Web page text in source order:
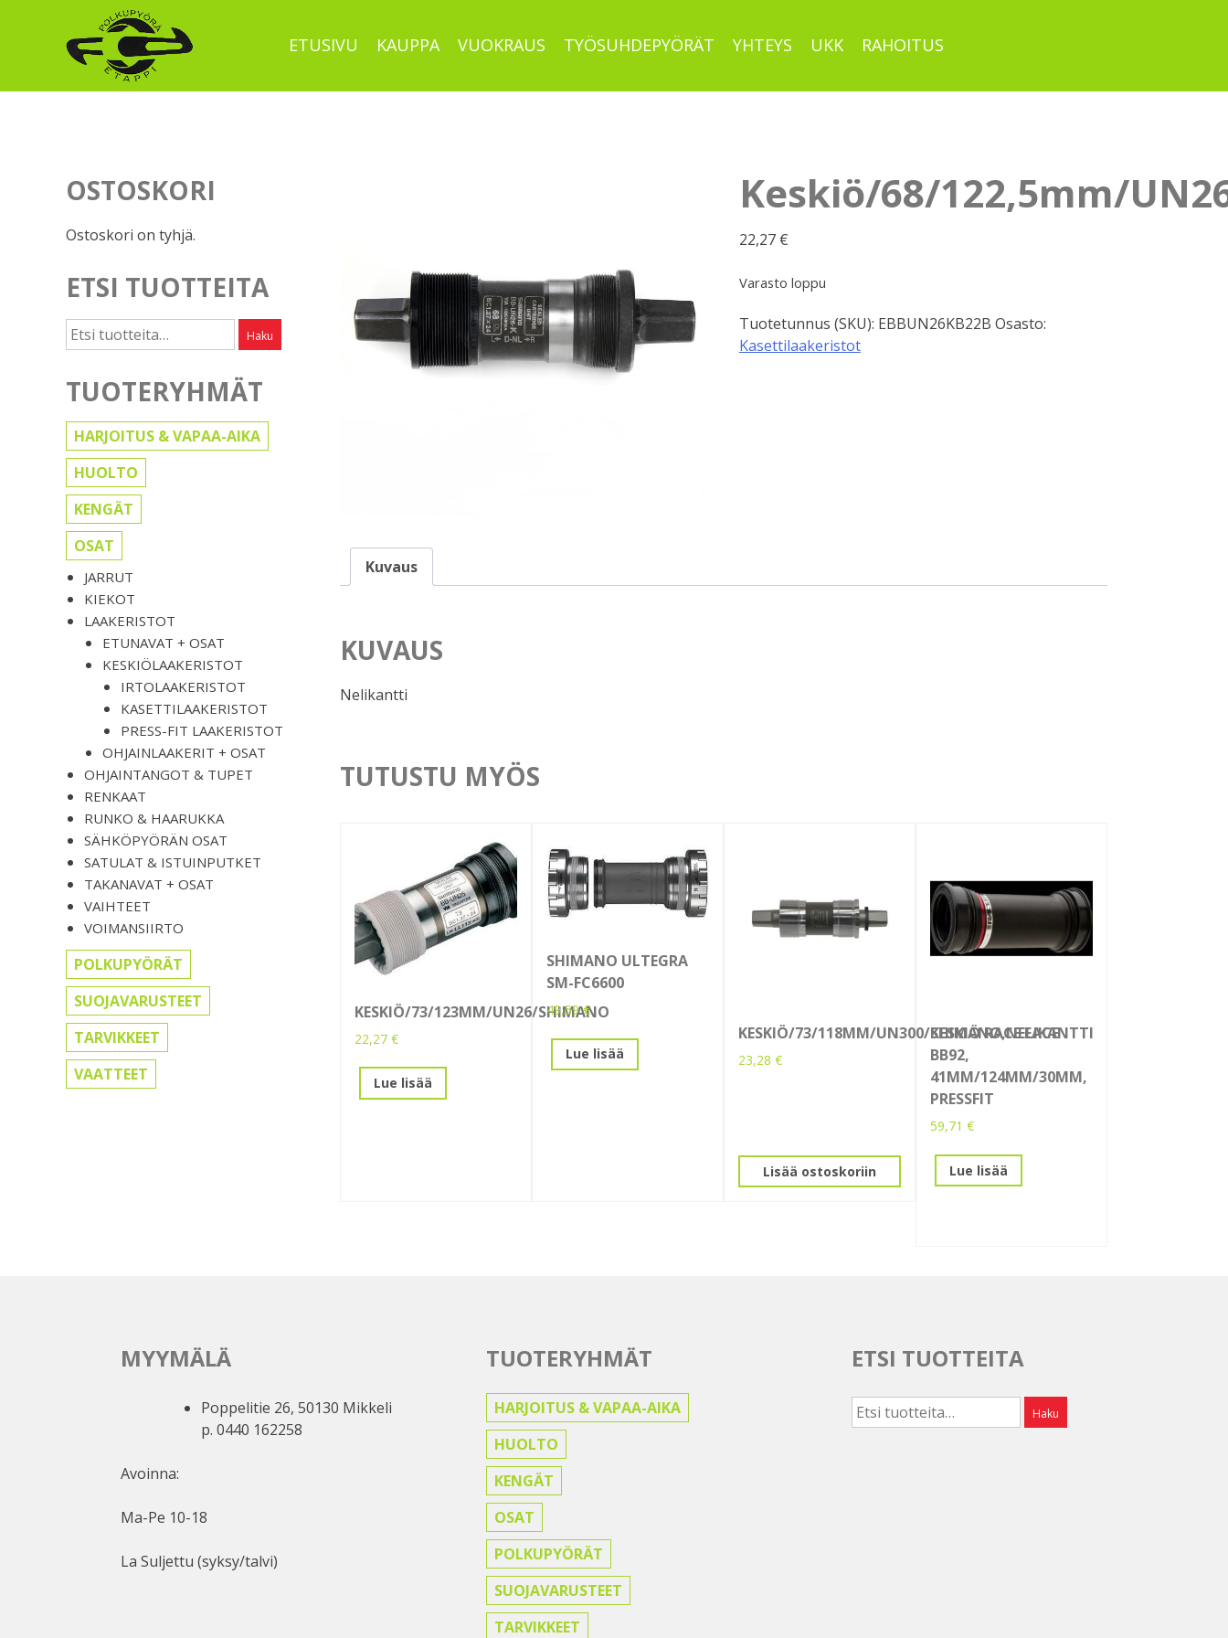
ETUSIVU KAUPPA VUOKRAUS TYÖSUHDEPYÖRÄT YHTEYS UKK RAHOITUS
OSTOSKORI
Ostoskori on tyhjä.
ETSI TUOTTEITA
Etsi: Haku
TUOTERYHMÄT
HARJOITUS & VAPAA-AIKA
HUOLTO
KENGÄT
OSAT
JARRUT
KIEKOT
LAAKERISTOT
ETUNAVAT + OSAT
KESKIÖLAAKERISTOT
IRTOLAAKERISTOT
KASETTILAAKERISTOT
PRESS-FIT LAAKERISTOT
OHJAINLAAKERIT + OSAT
OHJAINTANGOT & TUPET
RENKAAT
RUNKO & HAARUKKA
SÄHKÖPYÖRÄN OSAT
SATULAT & ISTUINPUTKET
TAKANAVAT + OSAT
VAIHTEET
VOIMANSIIRTO
POLKUPYÖRÄT
SUOJAVARUSTEET
TARVIKKEET
VAATTEET
Keskiö/68/122,5mm/
22,27 €
Varasto loppu
Tuotetunnus (SKU): EBBUN26KB22B Osasto:
Kasettilaakeristot
Kuvaus
KUVAUS
Nelikantti
TUTUSTU MYÖS
KESKIÖ/73/123MM/UN26/SHIMANO
22,27 €
Lue lisää
SHIMANO ULTEGRA
SM-FC6600
49,59€
Lue lisää
KESKIÖ/73/118MM/UN300/SHIMANO,NELIKANTTI
23,28 €
Lisää ostoskoriin
KESKIÖ RACE FACE
BB92,
41MM/124MM/30MM,
PRESSFIT
59,71 €
Lue lisää
MYYMÄLÄ
Poppelitie 26, 50130 Mikkeli
p. 0440 162258
Avoinna:
Ma-Pe 10-18
La Suljettu (syksy/talvi)
TUOTERYHMÄT
HARJOITUS & VAPAA-AIKA
HUOLTO
KENGÄT
OSAT
POLKUPYÖRÄT
SUOJAVARUSTEET
TARVIKKEET
ETSI TUOTTEITA
Etsi: Haku